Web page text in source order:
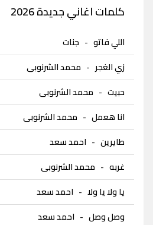
كلمات اغاني جديدة 2026
اللي فاتو - جنات
زي الغجر - محمد الشرنوبى
حبيت - محمد الشرنوبى
انا هعمل - محمد الشرنوبى
طايرين - احمد سعد
غربه - محمد الشرنوبى
يا ولا يا ولا - احمد سعد
وصل وصل - احمد سعد